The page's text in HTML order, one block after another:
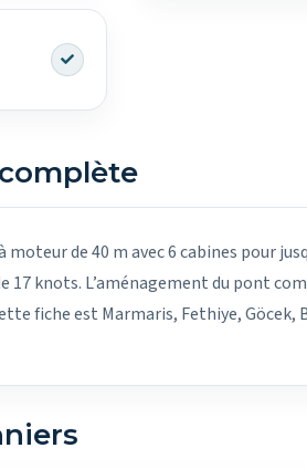
Yes
moteur de 40 m avec 6 cabines pour
17 knots. L’aménagement du pont
fiche est Marmaris, Fethiye, Göcek,